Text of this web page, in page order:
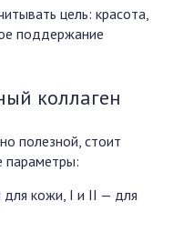
цель: красота,
поддержание
коллаген
полезной, стоит
параметры:
для кожи, I и II — для